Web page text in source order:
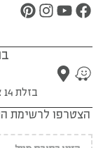
בזלת 14 צור יגאל, (ההגעה בתאום מראש)
הצטרפו לרשימת